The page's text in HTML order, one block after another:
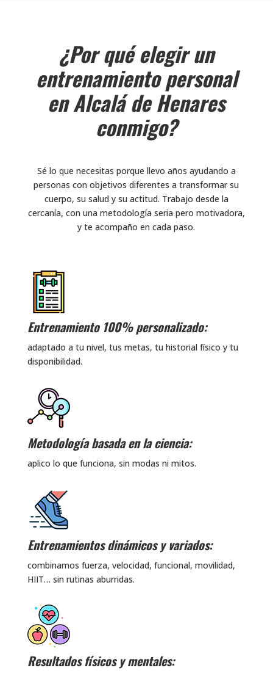
¿Por qué elegir un
entrenamiento personal
en Alcalá de Henares
conmigo?
Sé lo que necesitas porque llevo años ayudando a
personas con objetivos diferentes a transformar su
cuerpo, su salud y su actitud. Trabajo desde la
cercanía, con una metodología seria pero motivadora,
y te acompaño en cada paso.
Entrenamiento 100% personalizado:
adaptado a tu nivel, tus metas, tu historial físico y tu
disponibilidad.
Metodología basada en la ciencia:
aplico lo que funciona, sin modas ni mitos.
Entrenamientos dinámicos y variados:
combinamos fuerza, velocidad, funcional, movilidad,
HIIT… sin rutinas aburridas.
Resultados físicos y mentales: